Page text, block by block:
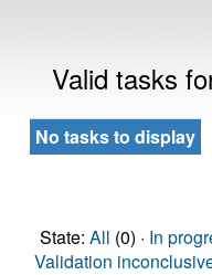
Valid tasks
No tasks to display
State: All (0) · In
Validation